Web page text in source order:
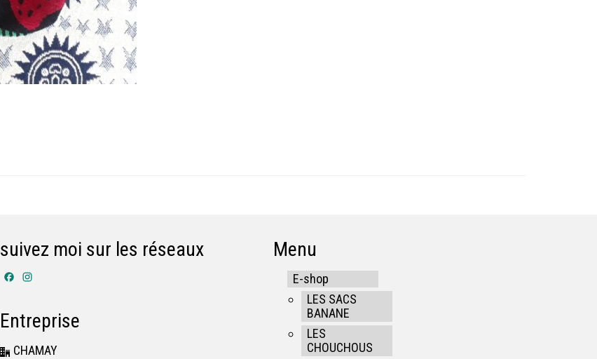
suivez moi sur les réseaux
Facebook
Entreprise
CHAMAY
Menu
E-shop
LES SACS
BANANE
LES
CHOUCHOUS